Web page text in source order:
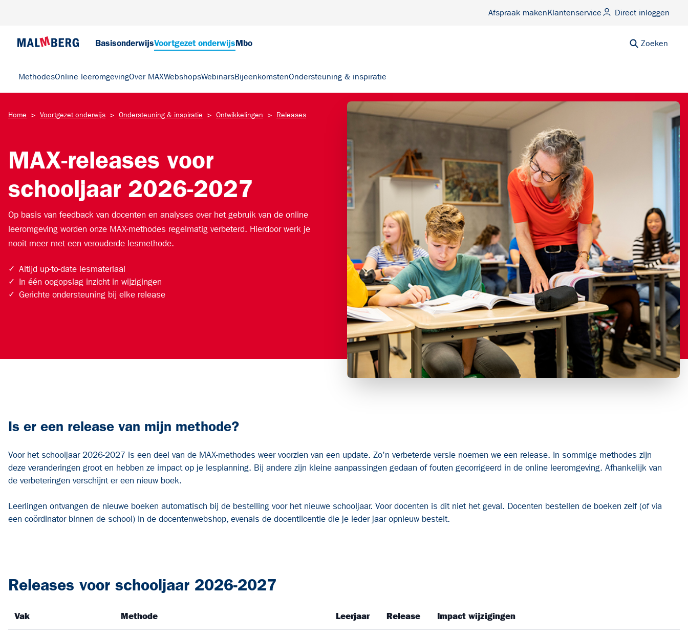
Afspraak makenKlantenservice Direct inloggen
BasisonderwijsVoortgezet onderwijsMbo Zoeken
MethodesOnline leeromgevingOver MAXWebshopsWebinarsBijeenkomstenOndersteuning & inspiratie
Home > Voortgezet onderwijs > Ondersteuning & inspiratie > Ontwikkelingen > Releases
MAX-releases voor
schooljaar 2026-2027
Op basis van feedback van docenten en analyses over het gebruik van de online
leeromgeving worden onze MAX-methodes regelmatig verbeterd. Hierdoor werk je
nooit meer met een verouderde lesmethode.
✓ Altijd up-to-date lesmateriaal
✓ In één oogopslag inzicht in wijzigingen
✓ Gerichte ondersteuning bij elke release
Is er een release van mijn methode?
Voor het schooljaar 2026-2027 is een deel van de MAX-methodes weer voorzien van een update. Zo'n verbeterde versie noemen we een release. In sommige methodes zijn
deze veranderingen groot en hebben ze impact op je lesplanning. Bij andere zijn kleine aanpassingen gedaan of fouten gecorrigeerd in de online leeromgeving. Afhankelijk van
de verbeteringen verschijnt er een nieuw boek.
Leerlingen ontvangen de nieuwe boeken automatisch bij de bestelling voor het nieuwe schooljaar. Voor docenten is dit niet het geval. Docenten bestellen de boeken zelf (of via
een coördinator binnen de school) in de docentenwebshop, evenals de docentlicentie die je ieder jaar opnieuw bestelt.
Releases voor schooljaar 2026-2027
Vak Methode Leerjaar Release Impact wijzigingen